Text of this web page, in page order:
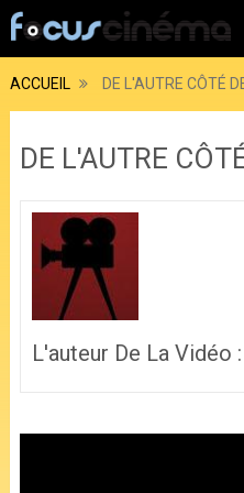
ACCUEIL DE L'AUTRE CÔTÉ
DE L'AUTRE
L'auteur De La Vidéo :